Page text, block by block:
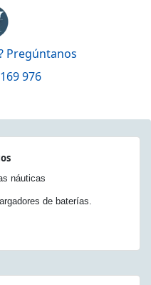
Pregúntanos
976
náuticas
de baterías.